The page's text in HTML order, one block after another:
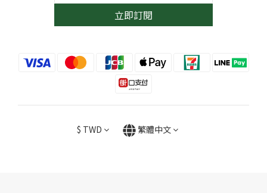
立即訂閱
$ TWD 繁體中文